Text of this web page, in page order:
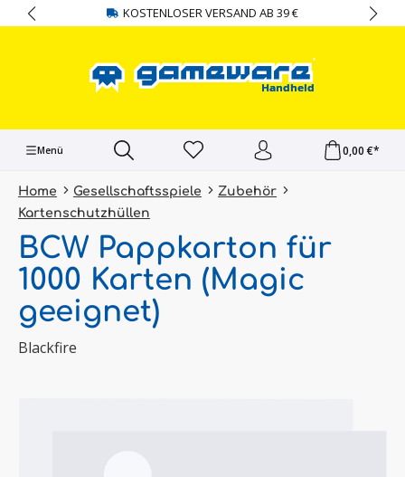
springen KOSTENLOSER VERSAND AB 39 €
Menü 0,00 €*
Home Gesellschaftsspiele
Zubehör
Kartenschutzhüllen
BCW Pappkarton für
1000 Karten (Magic
geeignet)
Blackfire